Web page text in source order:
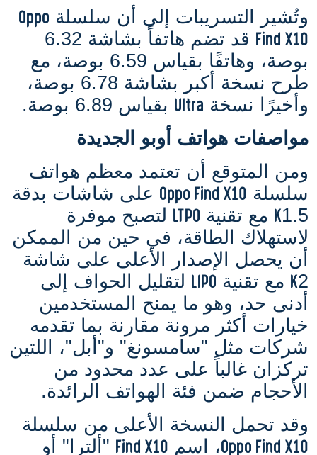
وتُشير التسريبات إلى أن سلسلة Oppo
Find X10
قد تضم هاتفاً بشاشة 6.32
بوصة، وهاتفًا بقياس 6.59 بوصة، مع
طرح نسخة أكبر بشاشة 6.78 بوصة،
وأخيرًا نسخة Ultra بقياس 6.89 بوصة.
مواصفات هواتف أوبو الجديدة
ومن المتوقع أن تعتمد معظم هواتف
سلسلة Oppo Find X10 على شاشات بدقة
1.5
K مع تقنية LTPO لتصبح موفرة
لاستهلاك الطاقة، في حين من الممكن
أن يحصل الإصدار الأعلى على شاشة
2
K مع تقنية LIPO لتقليل الحواف إلى
أدنى حد، وهو ما يمنح المستخدمين
خيارات أكثر مرونة مقارنة بما تقدمه
شركات مثل "سامسونغ" و"أبل"، اللتين
تركزان غالباً على عدد محدود من
الأحجام ضمن فئة الهواتف الرائدة.
وقد تحمل النسخة الأعلى من سلسلة
Oppo Find X10، اسم Find X10 "ألترا" أو